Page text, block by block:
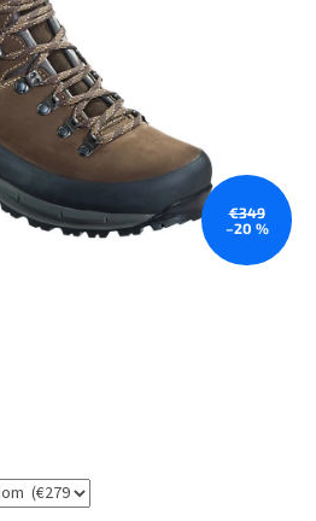
€349
–20 %